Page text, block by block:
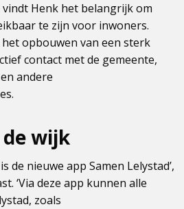
Henk het belangrijk om
te zijn voor inwoners.
opbouwen van een sterk
contact met de gemeente,
andere
wijk
de nieuwe app Samen Lelystad’,
‘Via deze app kunnen alle
zoals